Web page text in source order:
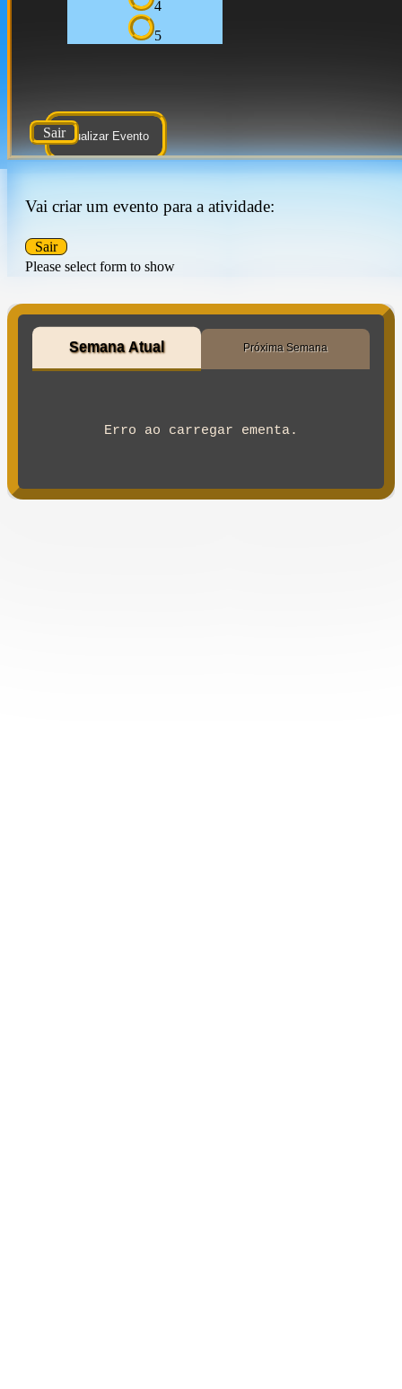
4
5
Atualizar Evento
Sair
Vai criar um evento para a atividade:
Please select form to show
Sair
Semana Atual Próxima Semana
Erro ao carregar ementa.